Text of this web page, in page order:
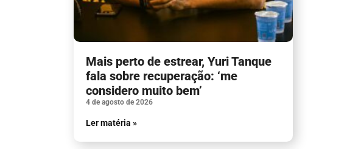
Mais perto de estrear, Yuri Tanque
fala sobre recuperação: ‘me
considero muito bem’
4 de agosto de 2026
Ler matéria »